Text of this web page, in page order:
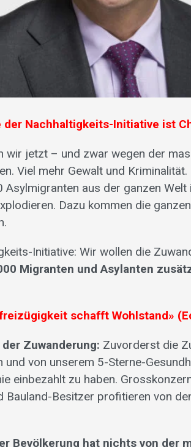
der Nachhaltigkeits-Initiative ist
wir jetzt – und zwar wegen der
Viel mehr Gewalt und
Asylmigranten aus der ganzen
Dazu kommen die
Initiative: Wir wollen die
Migranten und Asylanten
schafft Wohlstand»
Zuwanderung: Zuvorderst die
und von unserem 5-Sterne-
einbezahlt zu haben.
Bauland-Besitzer profitieren von
Bevölkerung hat nichts von der